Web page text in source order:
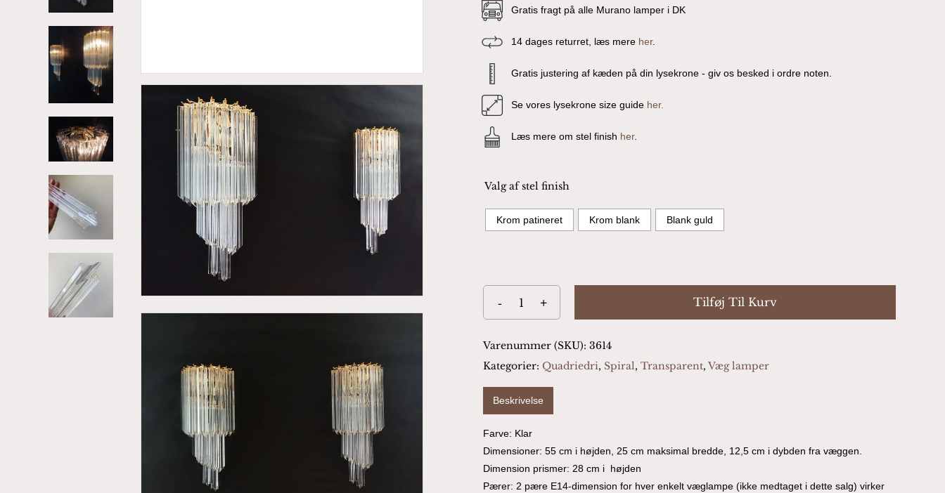
Gratis fragt på alle Murano lamper i DK
14 dages returret, læs mere her.
Gratis justering af kæden på din lysekrone - giv os besked i ordre noten.
Se vores lysekrone size guide her.
Læs mere om stel finish her.
Valg af stel finish
Krom patineret Krom blank Blank guld
Tilføj Til Kurv
Varenummer (SKU): 3614
Kategorier: Quadriedri, Spiral, Transparent, Væg lamper
Beskrivelse
Farve: Klar
Dimensioner: 55 cm i højden, 25 cm maksimal bredde, 12,5 cm i dybden fra væggen.
Dimension prismer: 28 cm i højden
Pærer: 2 pære E14-dimension for hver enkelt væglampe (ikke medtaget i dette salg) virker